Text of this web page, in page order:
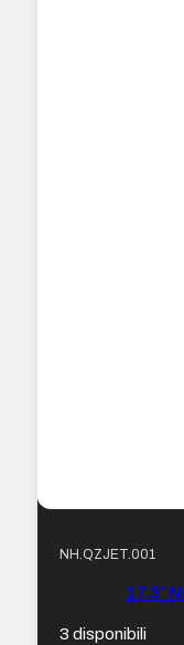
NH.QZJET.001
17.3″
3 disponibili